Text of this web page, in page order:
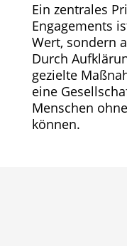
Ein zentrales
Engagements
Wert, sondern
Durch
gezielte
eine
Menschen
können.